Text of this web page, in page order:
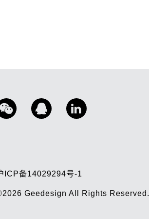
ICP备14029294号-1
GeedesignAll Rights Reserved.